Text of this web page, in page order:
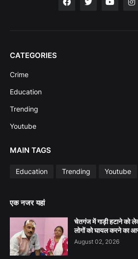
CATEGORIES
Crime
Education
Trending
Youtube
MAIN TAGS
Education Trending Youtube
एक नजर यहां
चेतगंज में गाड़ी हटाने को
लोगों को घायल करने का
August 02, 2026